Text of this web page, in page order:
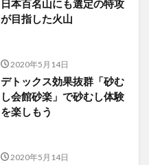
日本百名山にも選定の特攻
が目指した火山
2020年5月14日
デトックス効果抜群「砂む
し会館砂楽」で砂むし体験
を楽しもう
2020年5月14日